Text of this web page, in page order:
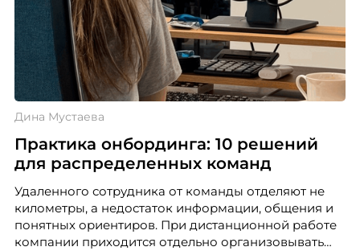
Дина Мустаева
Практика онбординга: 10 решений
для распределенных команд
Удаленного сотрудника от команды отделяют не
километры, а недостаток информации, общения и
понятных ориентиров. При дистанционной работе
компании приходится отдельно организовывать